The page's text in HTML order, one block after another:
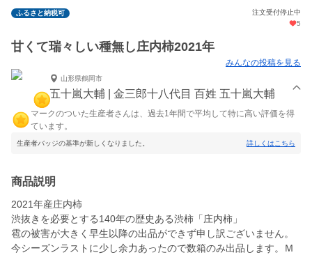
ふるさと納税可
注文受付停止中
5
甘くて瑞々しい種無し庄内柿2021年
みんなの投稿を見る
山形県鶴岡市
五十嵐大輔 | 金三郎十八代目 百姓 五十嵐大輔
マークのついた生産者さんは、過去1年間で平均して特に高い評価を得
ています。
生産者バッジの基準が新しくなりました。 詳しくはこちら
商品説明
2021年産庄内柿
渋抜きを必要とする140年の歴史ある渋柿「庄内柿」
雹の被害が大きく早生以降の出品ができず申し訳ございません。
今シーズンラストに少し余力あったので数箱のみ出品します。Ｍ